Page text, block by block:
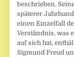
beschrieben.
späterer
einen Einzelfall
Verständnis, was
auf sich hat,
Sigmund Freud